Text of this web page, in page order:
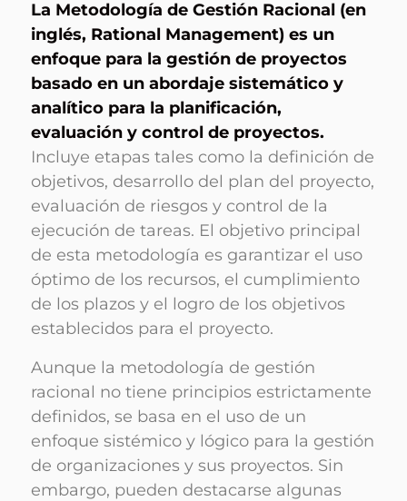
La Metodología de Gestión Racional (en
inglés, Rational Management) es un
enfoque para la gestión de proyectos
basado en un abordaje sistemático y
analítico para la planificación,
evaluación y control de proyectos.
Incluye etapas tales como la definición de
objetivos, desarrollo del plan del proyecto,
evaluación de riesgos y control de la
ejecución de tareas. El objetivo principal
de esta metodología es garantizar el uso
óptimo de los recursos, el cumplimiento
de los plazos y el logro de los objetivos
establecidos para el proyecto.
Aunque la metodología de gestión
racional no tiene principios estrictamente
definidos, se basa en el uso de un
enfoque sistémico y lógico para la gestión
de organizaciones y sus proyectos. Sin
embargo, pueden destacarse algunas